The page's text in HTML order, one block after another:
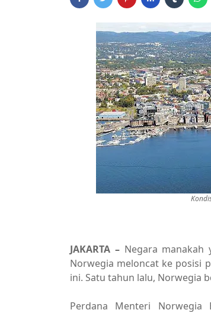
JAKARTA – Negara manakah
Norwegia meloncat ke posisi
ini. Satu tahun lalu, Norwegia
Perdana Menteri